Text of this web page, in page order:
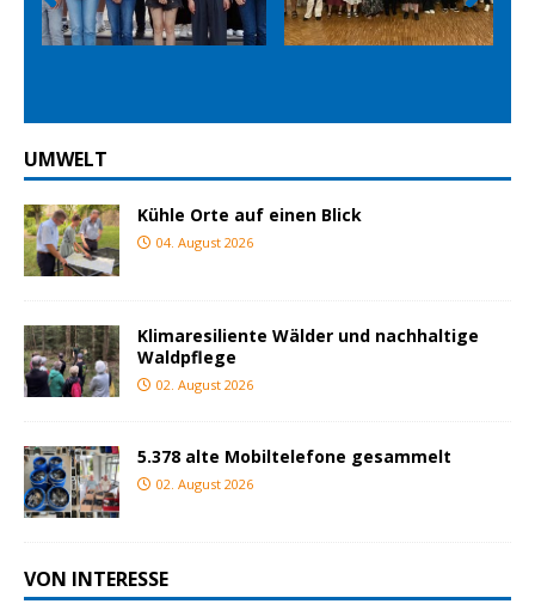
Prev
ious
Nex
t
UMWELT
Kühle Orte auf einen Blick
04. August 2026
Klimaresiliente Wälder und nachhaltige
Waldpflege
02. August 2026
5.378 alte Mobiltelefone gesammelt
02. August 2026
VON INTERESSE